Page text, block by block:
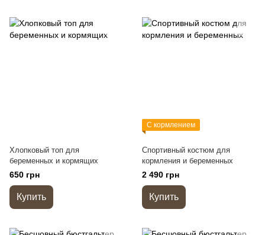
Хлопковый топ для
беременных и кормящих
650 грн
Купить
С кормлением
Спортивный костюм для
кормления и беременных
2 490 грн
Купить